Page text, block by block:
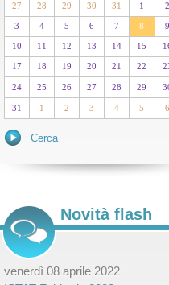
27
28 29 30 31 1 2
3 4 5 6 7 8 9
10 11 12 13 14 15
17 18 19 20 21 22
24 25 26 27 28 29
31 1 2 3 4 5 6
Cerca
Novità flash
venerdì 08 aprile 2022